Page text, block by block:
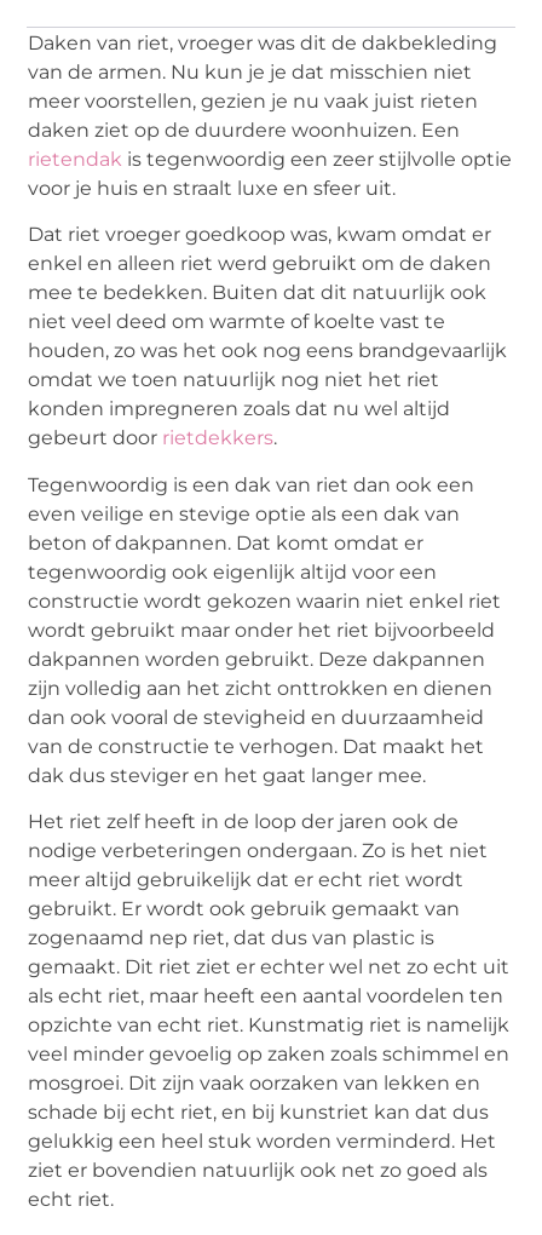
Daken van riet, vroeger was dit de dakbekleding
van de armen. Nu kun je je dat misschien niet
meer voorstellen, gezien je nu vaak juist rieten
daken ziet op de duurdere woonhuizen. Een
rietendak is tegenwoordig een zeer stijlvolle optie
voor je huis en straalt luxe en sfeer uit.
Dat riet vroeger goedkoop was, kwam omdat er
enkel en alleen riet werd gebruikt om de daken
mee te bedekken. Buiten dat dit natuurlijk ook
niet veel deed om warmte of koelte vast te
houden, zo was het ook nog eens brandgevaarlijk
omdat we toen natuurlijk nog niet het riet
konden impregneren zoals dat nu wel altijd
gebeurt door rietdekkers.
Tegenwoordig is een dak van riet dan ook een
even veilige en stevige optie als een dak van
beton of dakpannen. Dat komt omdat er
tegenwoordig ook eigenlijk altijd voor een
constructie wordt gekozen waarin niet enkel riet
wordt gebruikt maar onder het riet bijvoorbeeld
dakpannen worden gebruikt. Deze dakpannen
zijn volledig aan het zicht onttrokken en dienen
dan ook vooral de stevigheid en duurzaamheid
van de constructie te verhogen. Dat maakt het
dak dus steviger en het gaat langer mee.
Het riet zelf heeft in de loop der jaren ook de
nodige verbeteringen ondergaan. Zo is het niet
meer altijd gebruikelijk dat er echt riet wordt
gebruikt. Er wordt ook gebruik gemaakt van
zogenaamd nep riet, dat dus van plastic is
gemaakt. Dit riet ziet er echter wel net zo echt uit
als echt riet, maar heeft een aantal voordelen ten
opzichte van echt riet. Kunstmatig riet is namelijk
veel minder gevoelig op zaken zoals schimmel en
mosgroei. Dit zijn vaak oorzaken van lekken en
schade bij echt riet, en bij kunstriet kan dat dus
gelukkig een heel stuk worden verminderd. Het
ziet er bovendien natuurlijk ook net zo goed als
echt riet.